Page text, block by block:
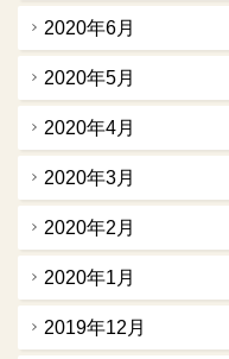
2020年6月
2020年5月
2020年4月
2020年3月
2020年2月
2020年1月
2019年12月